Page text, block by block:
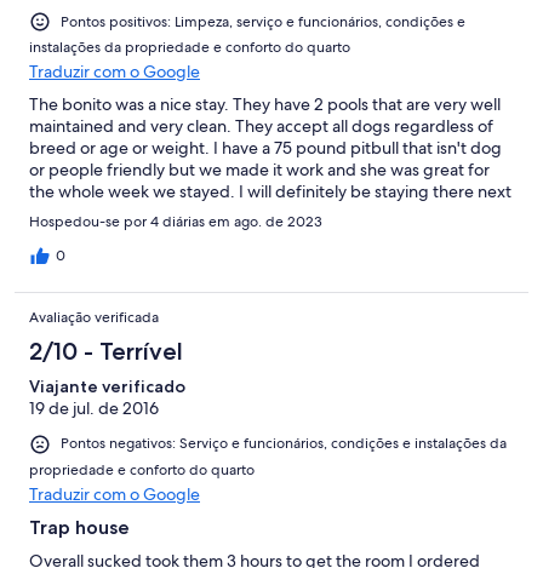
Pontos positivos: Limpeza, serviço e funcionários, condições e
instalações da propriedade e conforto do quarto
Traduzir com o Google
The bonito was a nice stay. They have 2 pools that are very well
maintained and very clean. They accept all dogs regardless of
breed or age or weight. I have a 75 pound pitbull that isn't dog
or people friendly but we made it work and she was great for
the whole week we stayed. I will definitely be staying there next
year as well. And the people we had in the rooms next to us was
great to which was a huge benefit. Overall this was a very nice
hotel 1 block from the boards. I enjoyed it very much
Hospedou-se por 4 diárias em ago. de 2023
0
Avaliação verificada
2/10 - Terrível
Viajante verificado
19 de jul. de 2016
Pontos negativos: Serviço e funcionários, condições e instalações da
propriedade e conforto do quarto
Traduzir com o Google
Trap house
Overall sucked took them 3 hours to get the room I ordered